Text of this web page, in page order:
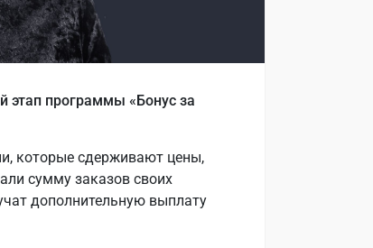
этап программы «Бонус за
которые сдерживают цены,
сумму заказов своих
дополнительную выплату